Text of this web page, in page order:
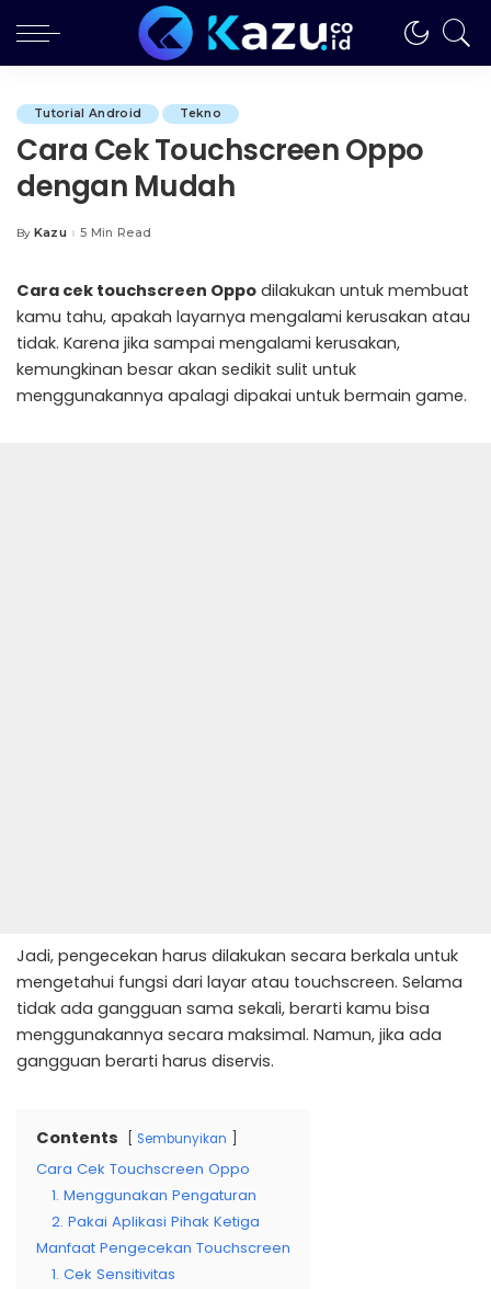
Tutorial Android Tekno
Cara Cek Touchscreen Oppo
dengan Mudah
Posted
By Kazu 5 Min Read
Cara cek touchscreen Oppo dilakukan untuk membuat
kamu tahu, apakah layarnya mengalami kerusakan atau
tidak. Karena jika sampai mengalami kerusakan,
kemungkinan besar akan sedikit sulit untuk
menggunakannya apalagi dipakai untuk bermain game.
Jadi, pengecekan harus dilakukan secara berkala untuk
mengetahui fungsi dari layar atau touchscreen. Selama
tidak ada gangguan sama sekali, berarti kamu bisa
menggunakannya secara maksimal. Namun, jika ada
gangguan berarti harus diservis.
Contents Sembunyikan
Cara Cek Touchscreen Oppo
1. Menggunakan Pengaturan
2. Pakai Aplikasi Pihak Ketiga
Manfaat Pengecekan Touchscreen
1. Cek Sensitivitas